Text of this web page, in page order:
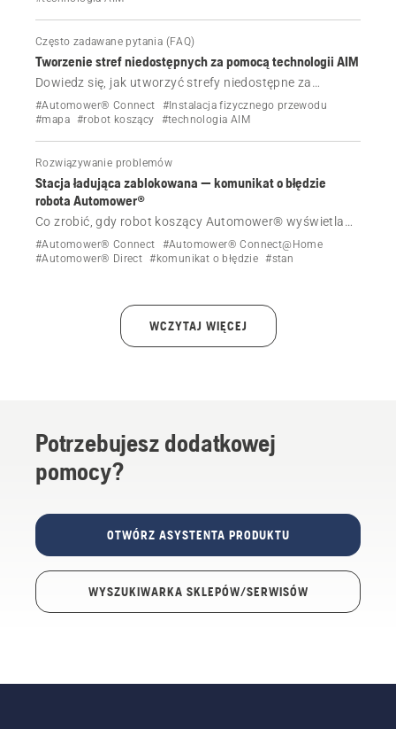
Często zadawane pytania (FAQ)
Tworzenie stref niedostępnych za pomocą technologii AIM
Dowiedz się, jak utworzyć strefy niedostępne za
pomocą technologii AIM w robocie koszącym
Automower® z fizycznym przewodem ograniczającym.
trawnika.
#Automower® Connect
#Instalacja fizycznego przewodu
#mapa #robot koszący #technologia AIM
Rozwiązywanie problemów
Stacja ładująca zablokowana — komunikat o błędzie
robota Automower®
Co zrobić, gdy robot koszący Automower® wyświetla
komunikat o błędzie Stacja ładująca zablokowana.
#Automower® Connect
#Automower® Connect@Home
#Automower® Direct #komunikat o błędzie #stan
WCZYTAJ WIĘCEJ
Potrzebujesz dodatkowej
pomocy?
OTWÓRZ ASYSTENTA PRODUKTU
WYSZUKIWARKA SKLEPÓW/SERWISÓW